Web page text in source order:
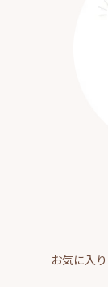
お気に入